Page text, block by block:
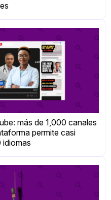
más de 1,000 canales
permite casi